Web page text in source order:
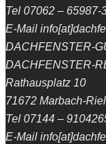
Tel 07062 – 65987-
E-Mail
DACHFENSTER-
DACHFENSTER-
Rathausplatz 10
71672 Marbach-
Tel 07144 –
E-Mail